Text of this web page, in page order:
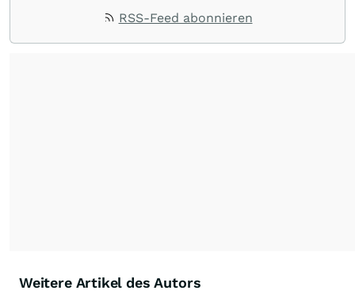
RSS-Feed abonnieren
Weitere Artikel des Autors